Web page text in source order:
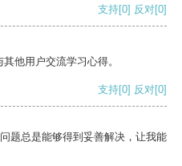
支持[0] 反对[0]
他用户交流学习心得。
支持[0] 反对[0]
题总是能够得到妥善解决，让我能